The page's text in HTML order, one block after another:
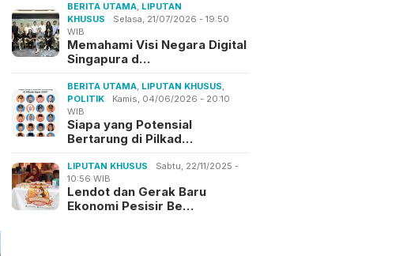
BERITA UTAMA, LIPUTAN
KHUSUS
Selasa, 21/07/2026 - 19:50
WIB
Memahami Visi Negara Digital
Singapura d…
BERITA UTAMA, LIPUTAN KHUSUS,
POLITIK
Kamis, 04/06/2026 - 20:10
WIB
Siapa yang Potensial
Bertarung di Pilkad…
LIPUTAN KHUSUS
Sabtu, 22/11/2025 -
10:56 WIB
Lendot dan Gerak Baru
Ekonomi Pesisir Be…